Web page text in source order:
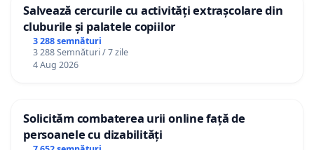
Salvează cercurile cu activități extrașcolare din
cluburile și palatele copiilor
3 288 semnături
3 288 Semnături / 7 zile
4 Aug 2026
Solicităm combaterea urii online față de
persoanele cu dizabilități